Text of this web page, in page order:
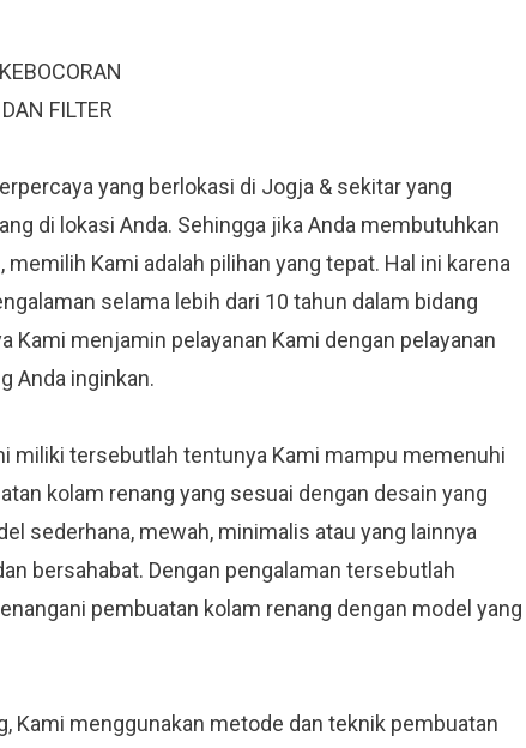
FILTER
yang berlokasi di Jogja & sekitar yang
di lokasi Anda. Sehingga jika Anda membutuhkan
memilih Kami adalah pilihan yang tepat. Hal ini karena
selama lebih dari 10 tahun dalam bidang
Kami menjamin pelayanan Kami dengan pelayanan
Anda inginkan.
miliki tersebutlah tentunya Kami mampu memenuhi
kolam renang yang sesuai dengan desain yang
sederhana, mewah, minimalis atau yang lainnya
bersahabat. Dengan pengalaman tersebutlah
pembuatan kolam renang dengan model yang
Kami menggunakan metode dan teknik pembuatan